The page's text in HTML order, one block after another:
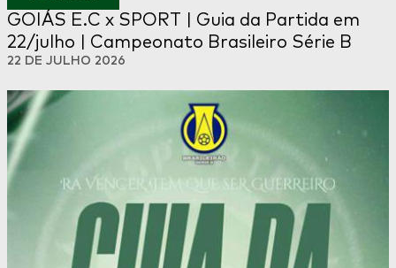
GOIÁS E.C x SPORT | Guia da Partida em
22/julho | Campeonato Brasileiro Série B
22 DE JULHO 2026